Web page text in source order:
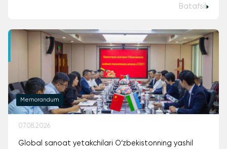
Batafsil
Memorandum
07.08.2026
Global sanoat yetakchilari O‘zbekistonning yashil